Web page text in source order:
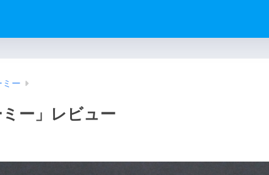
ー
ー」レビュー